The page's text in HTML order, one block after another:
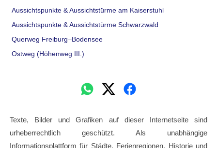
Aussichtspunkte & Aussichtstürme am Kaiserstuhl
Aussichtspunkte & Aussichtstürme Schwarzwald
Querweg Freiburg–Bodensee
Ostweg (Höhenweg III.)
Texte, Bilder und Grafiken auf dieser Internetseite sind
urheberrechtlich geschützt. Als unabhängige
Informationsplattform für Städte, Ferienregionen, Historie und